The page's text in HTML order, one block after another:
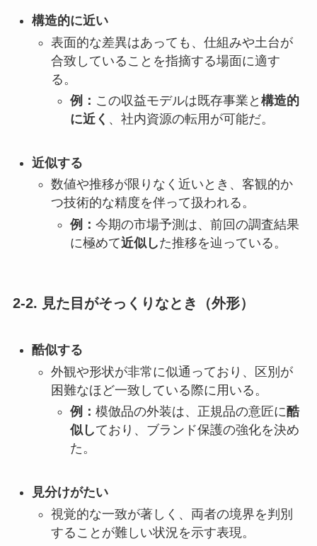
構造的に近い
表面的な差異はあっても、仕組みや土台が
合致していることを指摘する場面に適す
る。
例： この収益モデルは既存事業と 構造的
に近く 、社内資源の転用が可能だ。
近似する
数値や推移が限りなく近いとき、客観的か
つ技術的な精度を伴って扱われる。
例： 今期の市場予測は、前回の調査結果
に極めて近似した推移を辿っている。
2-2. 見た目がそっくりなとき（外形）
酷似する
外観や形状が非常に似通っており、区別が
困難なほど一致している際に用いる。
例： 模倣品の外装は、正規品の意匠に酷
似しており、ブランド保護の強化を決め
た。
見分けがたい
視覚的な一致が著しく、両者の境界を判別
することが難しい状況を示す表現。